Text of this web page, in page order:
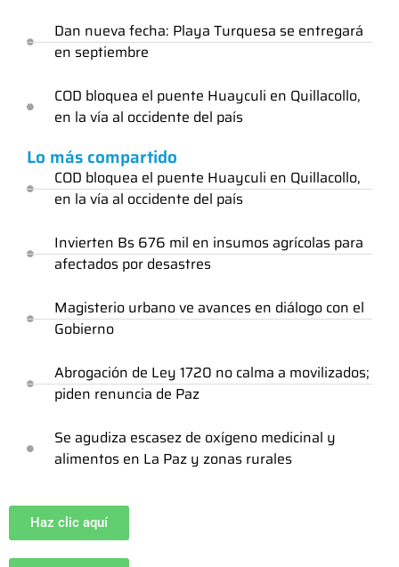
Dan nueva fecha: Playa Turquesa se entregará
en septiembre
COD bloquea el puente Huayculi en Quillacollo,
en la vía al occidente del país
Lo más compartido
COD bloquea el puente Huayculi en Quillacollo,
en la vía al occidente del país
Invierten Bs 676 mil en insumos agrícolas para
afectados por desastres
Magisterio urbano ve avances en diálogo con el
Gobierno
Abrogación de Ley 1720 no calma a movilizados;
piden renuncia de Paz
Se agudiza escasez de oxígeno medicinal y
alimentos en La Paz y zonas rurales
Haz clic aquí